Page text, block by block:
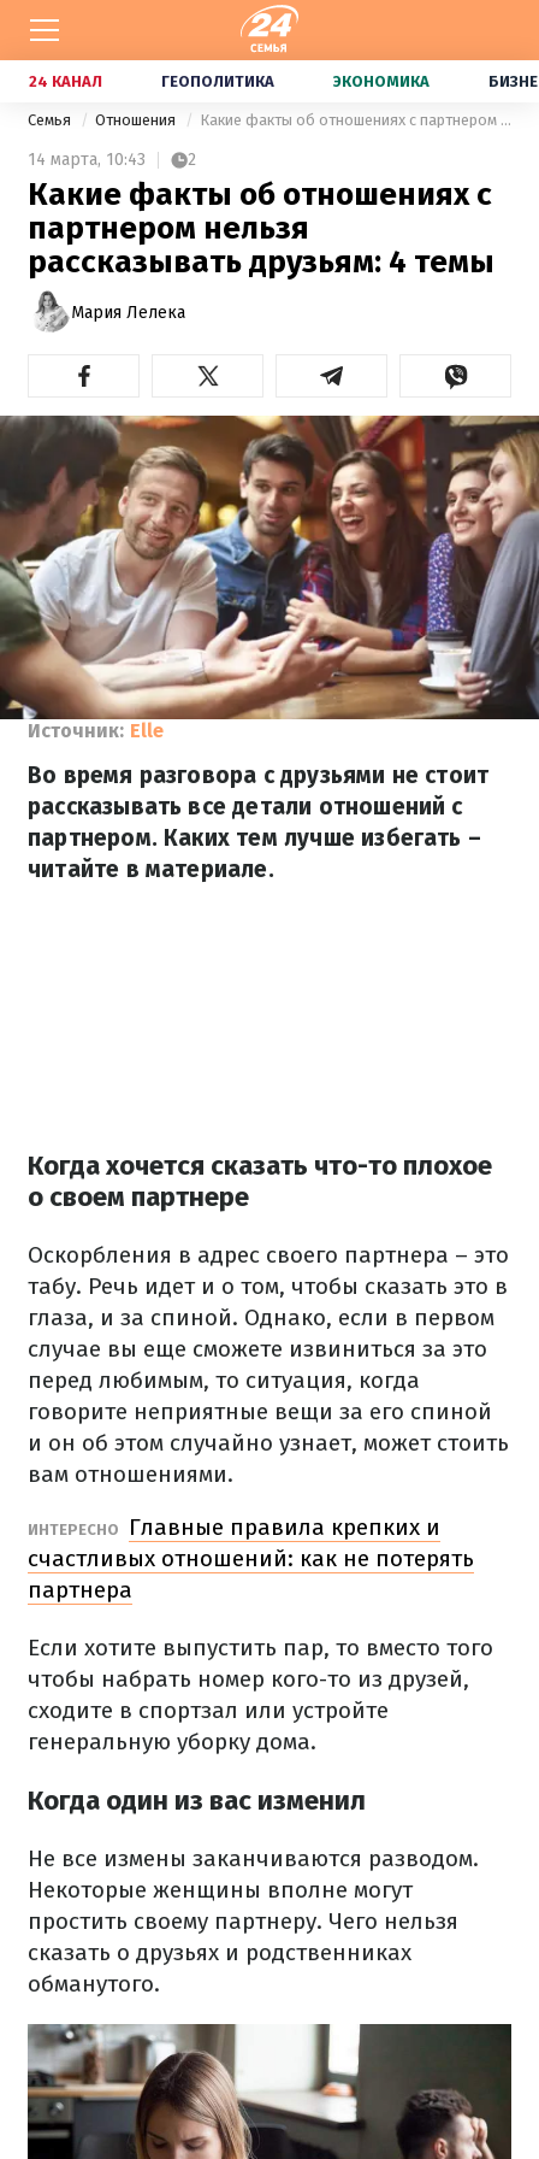
24 КАНАЛ ГЕОПОЛИТИКА ЭКОНОМИКА
Семья Отношения Какие факты об отношениях с партнером нельзя рассказывать друзьям: 4 темы
14 марта, 10:43 2
Какие факты об отношениях с
партнером нельзя
рассказывать друзьям: 4 темы
Мария Лелека
Источник: Elle
Во время разговора с друзьями не стоит
рассказывать все детали отношений с
партнером. Каких тем лучше избегать –
читайте в материале.
Когда хочется сказать что-то плохое
о своем партнере
Оскорбления в адрес своего партнера – это
табу. Речь идет и о том, чтобы сказать это в
глаза, и за спиной. Однако, если в первом
случае вы еще сможете извиниться за это
перед любимым, то ситуация, когда
говорите неприятные вещи за его спиной
и он об этом случайно узнает, может стоить
вам отношениями.
ИНТЕРЕСНО
Главные правила крепких и
счастливых отношений: как не потерять
партнера
Если хотите выпустить пар, то вместо того
чтобы набрать номер кого-то из друзей,
сходите в спортзал или устройте
генеральную уборку дома.
Когда один из вас изменил
Не все измены заканчиваются разводом.
Некоторые женщины вполне могут
простить своему партнеру. Чего нельзя
сказать о друзьях и родственниках
обманутого.